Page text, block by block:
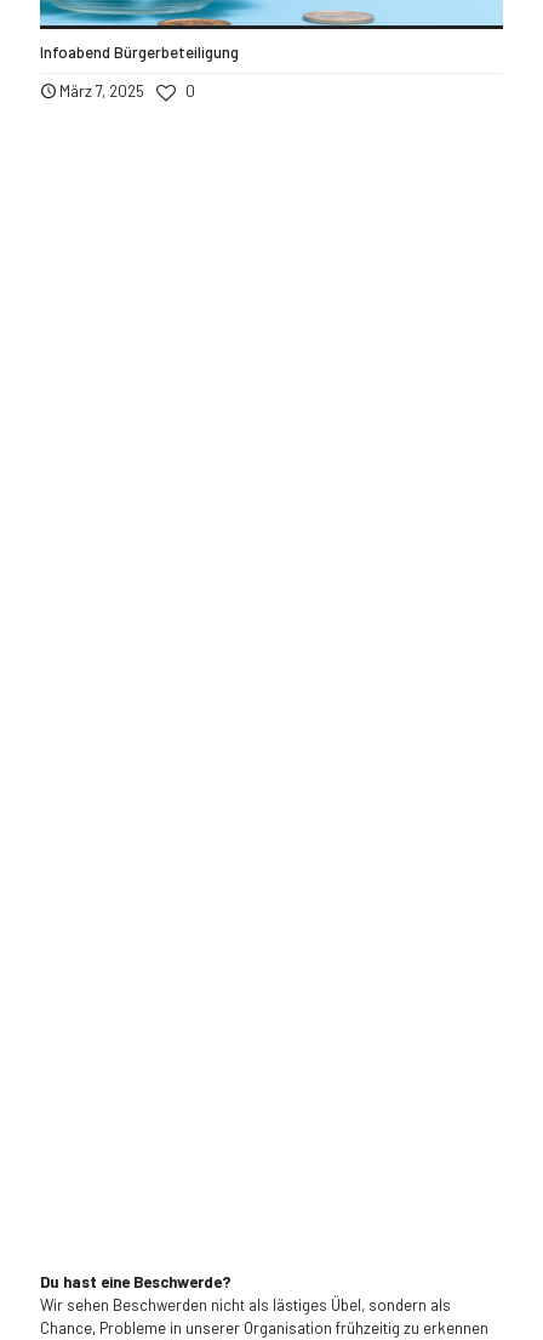
Infoabend Bürgerbeteiligung
März 7, 2025
0
Du hast eine Beschwerde?
Wir sehen Beschwerden nicht als lästiges Übel, sondern als
Chance, Probleme in unserer Organisation frühzeitig zu erkennen